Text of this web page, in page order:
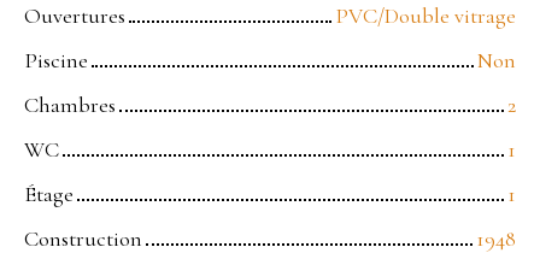
Ouvertures
PVC/Double vitrage
Piscine
Non
Chambres
2
WC
1
Étage
1
Construction
1948